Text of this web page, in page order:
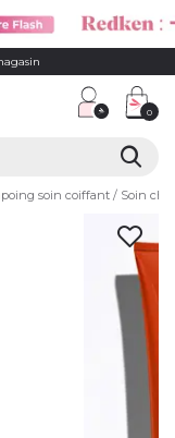
0
soin coiffant Soin